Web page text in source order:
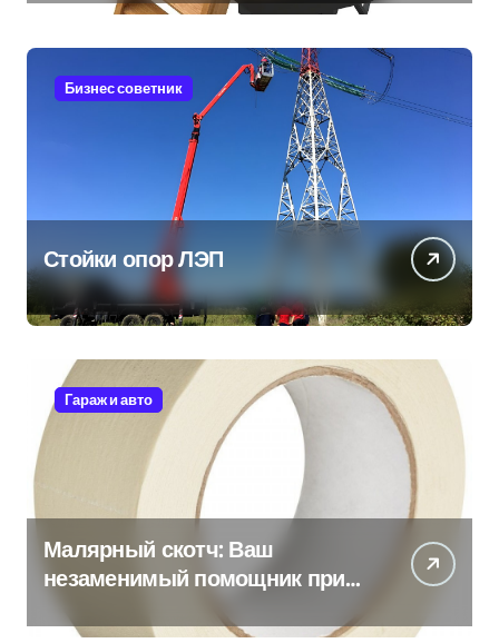
Бизнес советник
Стойки опор ЛЭП
Гараж и авто
Малярный скотч: Ваш
незаменимый помощник при